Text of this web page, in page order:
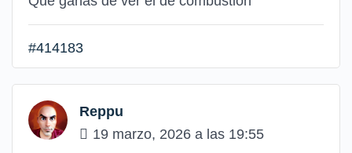
#414183
Reppu
19 marzo, 2026 a las 19:55